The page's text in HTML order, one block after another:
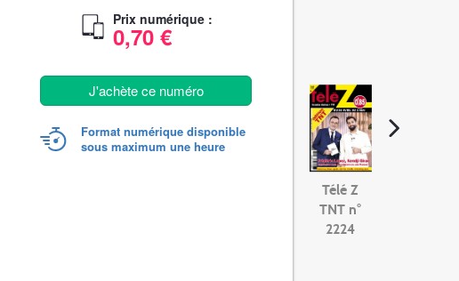
Prix numérique :
0,70 €
J'achète ce numéro
Format numérique disponible
sous maximum une heure
Télé Z
TNT n°
2224